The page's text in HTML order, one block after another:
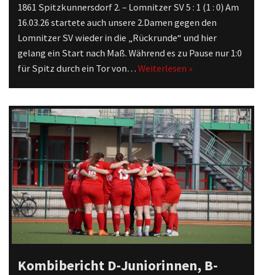
1861 Spitzkunnersdorf 2. – Lomnitzer SV 5 : 1 (1 : 0) Am
16.03.26 startete auch unsere 2.Damen gegen den
Lomnitzer SV wieder in die „Rückrunde“ und hier
gelang ein Start nach Maß. Während es zu Pause nur 1:0
für Spitz durch ein Tor von…Weiterlesen »
Kombibericht D-Juniorinnen, B-